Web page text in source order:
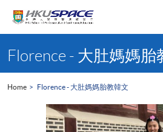
content
startFlorence - 大肚媽媽胎
Home Florence - 大肚媽媽胎教韓文